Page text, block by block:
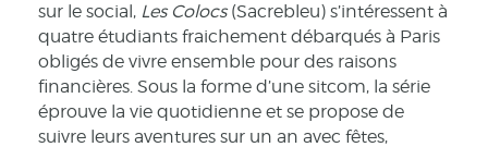
sur le social, Les Colocs(Sacrebleu) s’intéressent à
quatre étudiants fraichement débarqués à Paris
obligés de vivre ensemble pour des raisons
financières. Sous la forme d’une sitcom, la série
éprouve la vie quotidienne et se propose de
suivre leurs aventures sur un an avec fêtes,